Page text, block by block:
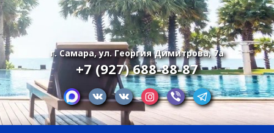
г. Самара, ул. Георгия Димитрова, 7а
+7 (927) 688-88-87